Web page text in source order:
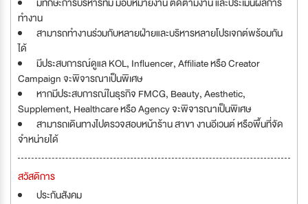
ทำงาน
สามารถทำงานร่วมกับหลายฝ่ายและบริหารหลายโปรเจกต์พร้อมกัน
ได้
มีประสบการณ์ดูแล KOL, Influencer, Affiliate หรือ Creator
Campaign จะพิจารณาเป็นพิเศษ
หากมีประสบการณ์ในธุรกิจ FMCG, Beauty, Aesthetic,
Supplement, Healthcare หรือ Agency จะพิจารณาเป็นพิเศษ
สามารถเดินทางไปตรวจสอบหน้าร้าน สาขา งานอีเวนต์ หรือพื้นที่จัด
จำหน่ายได้
สวัสดิการ
ประกันสังคม